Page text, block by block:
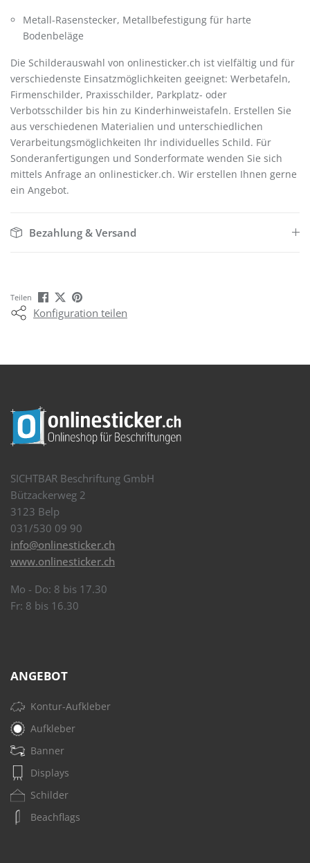
Metall-Rasenstecker, Metallbefestigung für harte
Bodenbeläge
Die Schilderauswahl von onlinesticker.ch ist vielfältig und für
verschiedenste Einsatzmöglichkeiten geeignet: Werbetafeln,
Firmenschilder, Praxisschilder, Parkplatz- oder
Verbotsschilder bis hin zu Kinderhinweistafeln. Erstellen Sie
aus verschiedenen Materialien und unterschiedlichen
Verarbeitungsmöglichkeiten Ihr individuelles Schild. Für
Sonderanfertigungen und Sonderformate wenden Sie sich
mittels Anfrage an onlinesticker.ch. Wir erstellen Ihnen gerne
ein Angebot.
Bezahlung & Versand
Teilen
Konfiguration teilen
SICHTBAR Beschriftung GmbH
Bützackerweg 2
3123 Belp
031/530 09 90
info@onlinesticker.ch
www.onlinesticker.ch
Mo - Do: 8 bis 17.30
Fr: 8 bis 16.30
ANGEBOT
Kontur-Aufkleber
Aufkleber
Banner
Displays
Schilder
Beachflags